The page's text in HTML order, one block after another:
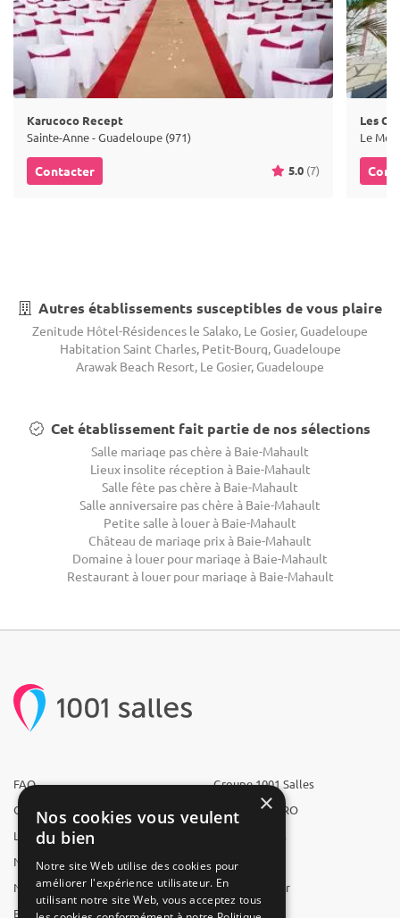
Karucoco Recept
Sainte-Anne - Guadeloupe (971)
Contacter 5.0 (7)
Les
Le
Autres établissements susceptibles de vous plaire
Zenitude Hôtel-Résidences le Salako, Le Gosier, Guadeloupe
Habitation Saint Charles, Petit-Bourg, Guadeloupe
Arawak Beach Resort, Le Gosier, Guadeloupe
Cet établissement fait partie de nos sélections
Salle mariage pas chère à Baie-Mahault
Lieux insolite réception à Baie-Mahault
Salle fête pas chère à Baie-Mahault
Salle anniversaire pas chère à Baie-Mahault
Petite salle à louer à Baie-Mahault
Château de mariage prix à Baie-Mahault
Domaine à louer pour mariage à Baie-Mahault
Restaurant à louer pour mariage à Baie-Mahault
FAQ
Qui sommes-nous ?
L'équipe
Nous recrutons
Nos partenaires
Espace presse
Groupe 1001 Salles
1001 Salles PRO
1001 Traiteurs
1001 Artistes
Reserverunbar
MP2
×
Nos cookies vous veulent
du bien
Notre site Web utilise des cookies pour
améliorer l'expérience utilisateur. En
utilisant notre site Web, vous acceptez tous